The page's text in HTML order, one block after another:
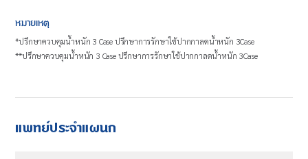
หมายเหตุ
*ปรึกษาควบคุมน้ำหนัก 3 Case ปรึกษาการรักษาใช้ปากกาลดน้ำหนัก 3Case
**ปรึกษาควบคุมน้ำหนัก 3 Case ปรึกษาการรักษาใช้ปากกาลดน้ำหนัก 3Case
แพทย์ประจำแผนก